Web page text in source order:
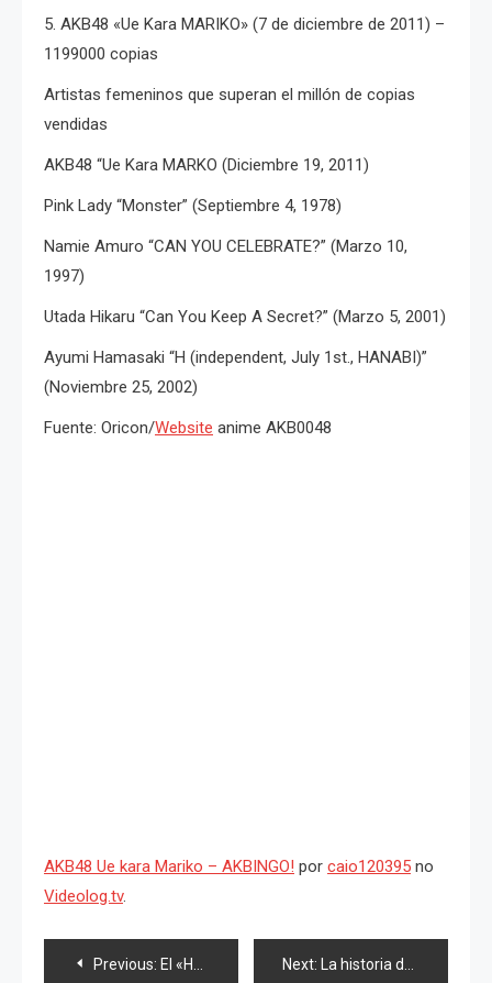
5. AKB48 «Ue Kara MARIKO» (7 de diciembre de 2011) –
1199000 copias
Artistas femeninos que superan el millón de copias
vendidas
AKB48 “Ue Kara MARKO (Diciembre 19, 2011)
Pink Lady “Monster” (Septiembre 4, 1978)
Namie Amuro “CAN YOU CELEBRATE?” (Marzo 10,
1997)
Utada Hikaru “Can You Keep A Secret?” (Marzo 5, 2001)
Ayumi Hamasaki “H (independent, July 1st., HANABI)”
(Noviembre 25, 2002)
Fuente: Oricon/Website anime AKB0048
AKB48 Ue kara Mariko – AKBINGO! por caio120395 no
Videolog.tv.
Navegación
Previous: El «Hello! Project» amaga con abrir un teatro en Akihabara Next: La historia de las idols que le cantarán a la galaxia; Bocetos del anime «AKB0048»